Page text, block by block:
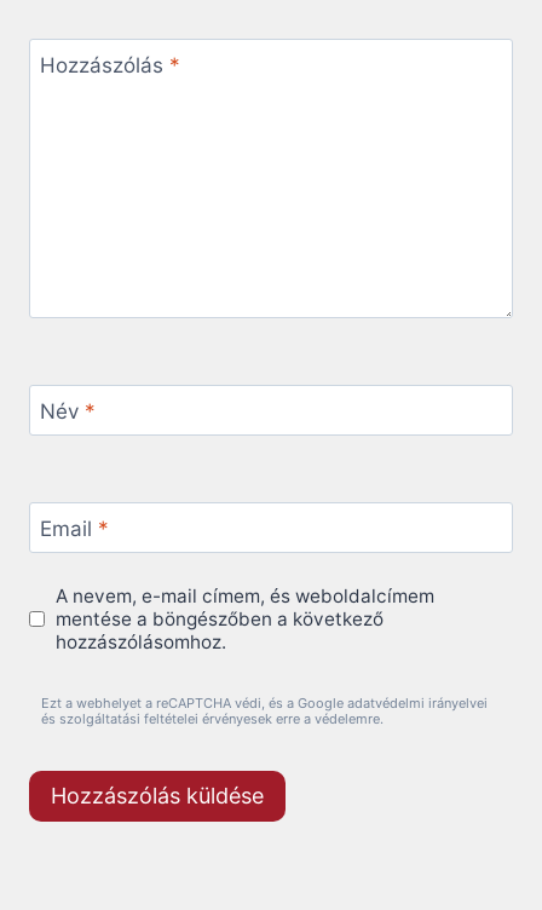
Hozzászólás *
Név *
Email *
A nevem, e-mail címem, és weboldalcímem
mentése a böngészőben a következő
hozzászólásomhoz.
Ezt a webhelyet a reCAPTCHA védi, és a Google adatvédelmi irányelvei
és szolgáltatási feltételei érvényesek erre a védelemre.